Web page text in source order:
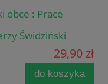
obce : Prace
Świdziński
29,90 zł
do koszyka